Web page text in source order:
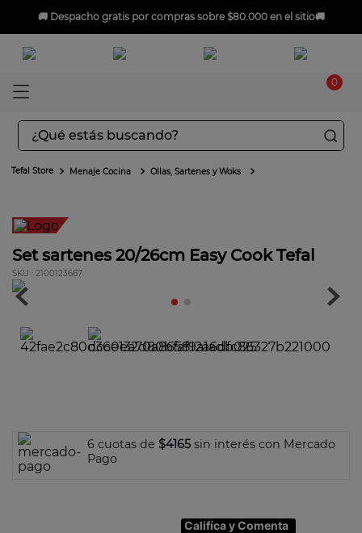
🚚 Despacho gratispor compras sobre $80.000 en el sitio🚚
0
¿Qué estás buscando?
Menaje Cocina Ollas, Sartenes y Woks
Set sartenes 20/26cm Easy Cook Tefal
2100123667
6 cuotas de $4165 sin interés con Mercado
Pago
Califíca y Comenta
TÉRMINOS MÁS BUSCADOS
2.
sarten
3 .
ingenio
4.
sartenes
olla presión
10. excellence